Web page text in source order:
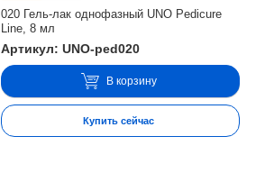
020 Гель-лак однофазный UNO Pedicure
Line, 8 мл
Артикул: UNO-ped020
В корзину
Купить сейчас